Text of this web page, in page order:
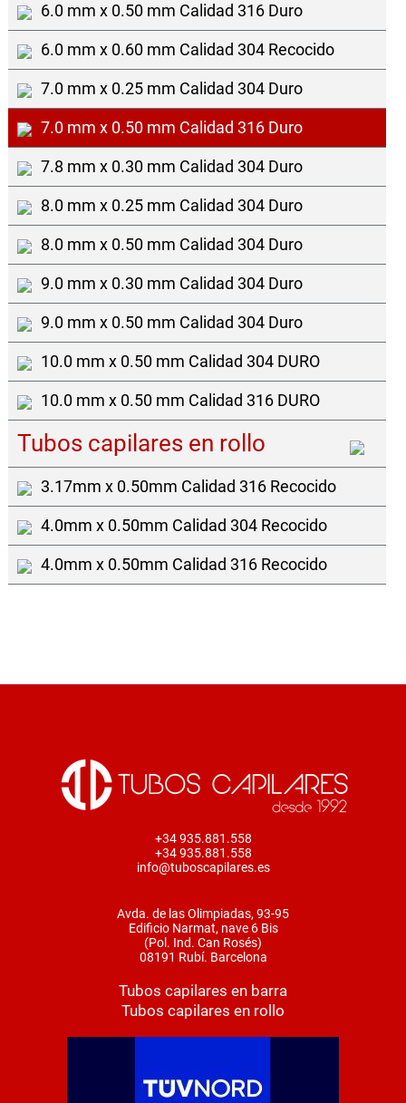
6.0 mm x 0.50 mm Calidad 316 Duro
6.0 mm x 0.60 mm Calidad 304 Recocido
7.0 mm x 0.25 mm Calidad 304 Duro
7.0 mm x 0.50 mm Calidad 316 Duro
7.8 mm x 0.30 mm Calidad 304 Duro
8.0 mm x 0.25 mm Calidad 304 Duro
8.0 mm x 0.50 mm Calidad 304 Duro
9.0 mm x 0.30 mm Calidad 304 Duro
9.0 mm x 0.50 mm Calidad 304 Duro
10.0 mm x 0.50 mm Calidad 304 DURO
10.0 mm x 0.50 mm Calidad 316 DURO
Tubos capilares en rollo
3.17mm x 0.50mm Calidad 316 Recocido
4.0mm x 0.50mm Calidad 304 Recocido
4.0mm x 0.50mm Calidad 316 Recocido
+34 935.881.558
+34 935.881.558
info@tuboscapilares.es
Avda. de las Olimpiadas, 93-95
Edificio Narmat, nave 6 Bis
(Pol. Ind. Can Rosés)
08191 Rubí. Barcelona
Tubos capilares en barra
Tubos capilares en rollo